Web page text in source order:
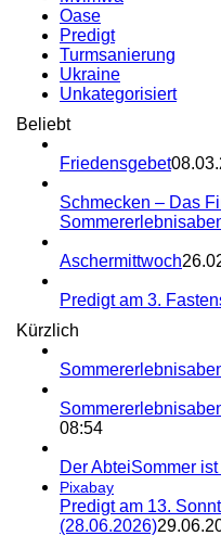
Oase
Predigt
Turmsanierung
Ukraine
Unkategorisiert
Beliebt
Friedensgebet
Schmecken – Das
Aschermittwoch
Predigt am 3.
Kürzlich
08:54
Der AbteiSommer
Pixabay
Predigt am 13.
(28.06.2026)